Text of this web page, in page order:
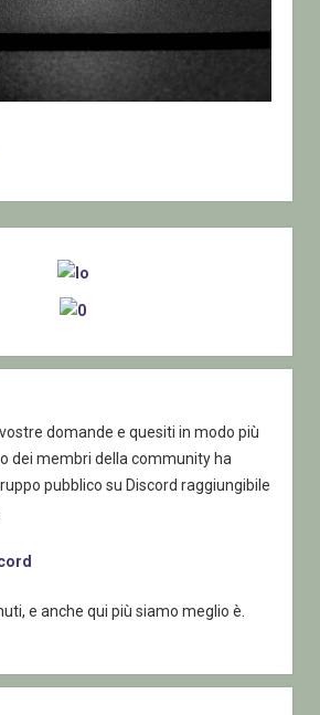
domande e quesiti in modo più
dei membri della community ha
pubblico su Discord raggiungibile
e anche qui più siamo meglio è.